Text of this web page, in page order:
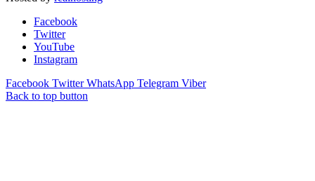
Facebook
Twitter
YouTube
Instagram
Facebook Twitter WhatsApp Telegram Viber
Back to top button